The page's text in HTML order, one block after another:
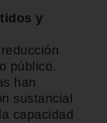
y
público.
han
sustancial
capacidad